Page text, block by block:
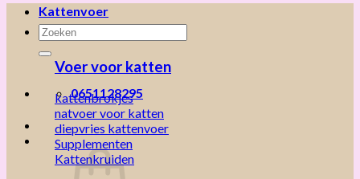
Zoeken
naar:
0651128295
Kattenvoer
Voer voor katten
kattenbrokjes
natvoer voor katten
diepvries kattenvoer
Supplementen
Kattenkruiden